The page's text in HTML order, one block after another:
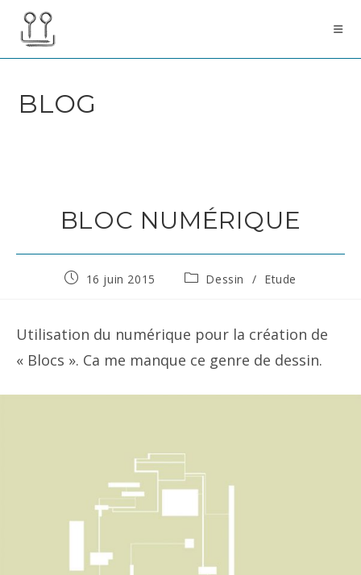
content
BLOG
BLOC NUMÉRIQUE
Publication
16 juin 2015
PostDessin / Etude
Utilisation du numérique pour la création de
« Blocs ». Ca me manque ce genre de dessin.